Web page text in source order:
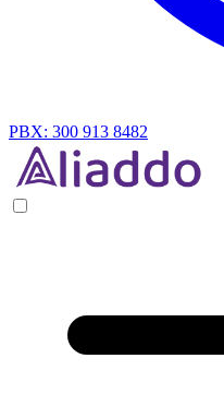
PBX: 300 913 8482